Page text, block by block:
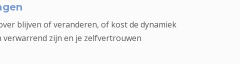
blijven of veranderen, of kost de dynamiek
verwarrend zijn en je zelfvertrouwen